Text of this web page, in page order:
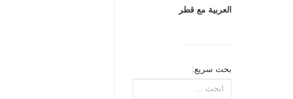
العربية مع قطر
بحث سريع: